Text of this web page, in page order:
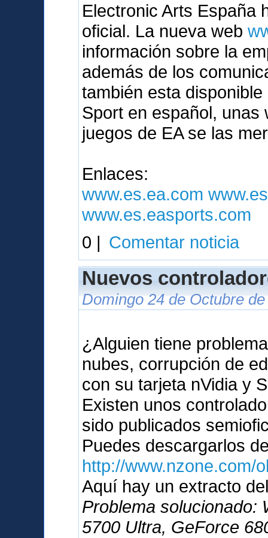
Electronic Arts España
oficial. La nueva web
información sobre la
además de los
también esta
Sport en español, unas
juegos de EA se las
Enlaces:
www.es.ea.com
www.es.easports.com
0 | Comentar noticia
Nuevos
Domingo 24 de Octubre
¿Alguien tiene
nubes, corrupción de
con su tarjeta nVidia y
Existen unos
sido publicados
Puedes descargarlos
http://www.nzone.com/
Aquí hay un extracto
Problema solucionado:
5700 Ultra, GeForce